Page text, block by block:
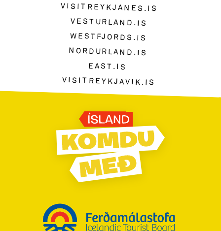
VISITREYKJANES.IS
VESTURLAND.IS
WESTFJORDS.IS
NORDURLAND.IS
EAST.IS
VISITREYKJAVIK.IS